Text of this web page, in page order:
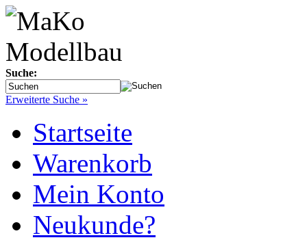
Suche:
Erweiterte Suche »
Startseite
Warenkorb
Mein Konto
Neukunde?